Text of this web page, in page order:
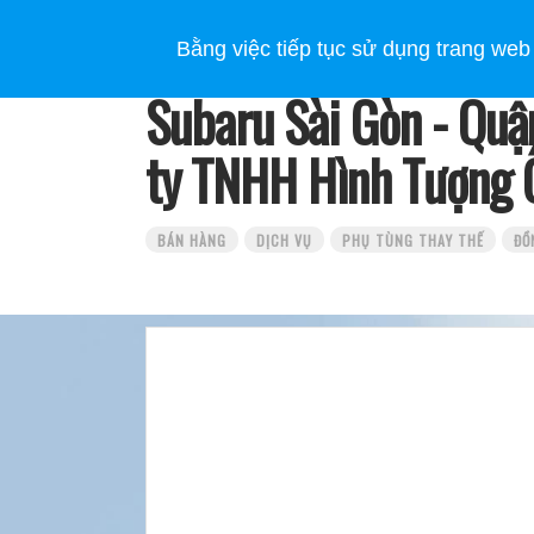
Bằng việc tiếp tục sử dụng trang
CÁC MẪU XE SUBARU SỰ KHÁC BIỆT CỦA SUBARU
Subaru Sài Gòn -
ty TNHH Hình Tượng
BÁN HÀNG DỊCH VỤ PHỤ TÙNG THAY THẾ